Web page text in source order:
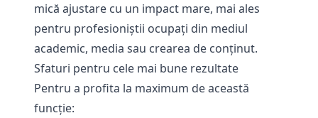
mică ajustare cu un impact mare, mai ales
pentru profesioniștii ocupați din mediul
academic, media sau crearea de conținut.
Sfaturi pentru cele mai bune rezultate
Pentru a profita la maximum de această
funcție: